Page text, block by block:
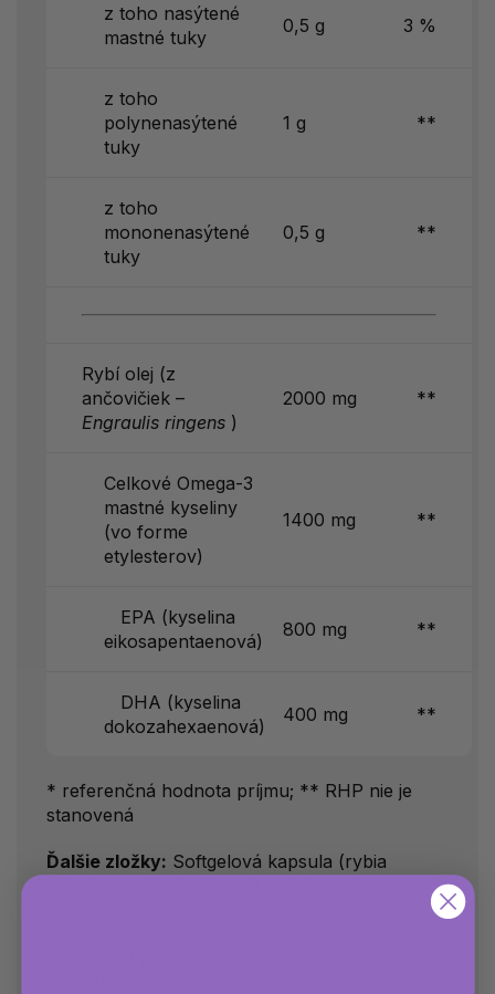
z toho nasýtené
mastné tuky
0,5 g 3 %
z toho
polynenasýtené
tuky
1 g **
z toho
mononenasýtené
tuky
0,5 g **
Rybí olej (z
ančovičiek –
Engraulis ringens )
2000 mg **
Celkové Omega-3
mastné kyseliny
(vo forme
etylesterov)
1400 mg **
EPA (kyselina
eikosapentaenová)
800 mg **
DHA (kyselina
dokozahexaenová)
400 mg **
* referenčná hodnota príjmu; ** RHP nie je
stanovená
Ďalšie zložky: Softgelová kapsula (rybia